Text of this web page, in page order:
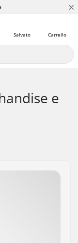
×
Carrello
Salvato
e